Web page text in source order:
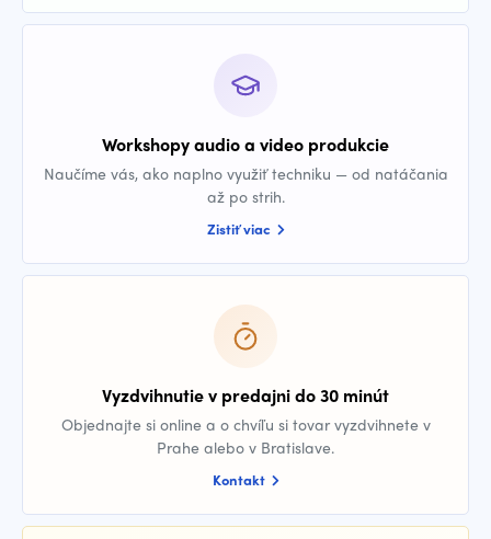
Workshopy audio a video produkcie
Naučíme vás, ako naplno využiť techniku — od natáčania
až po strih.
Zistiť viac
Vyzdvihnutie v predajni do 30 minút
Objednajte si online a o chvíľu si tovar vyzdvihnete v
Prahe alebo v Bratislave.
Kontakt